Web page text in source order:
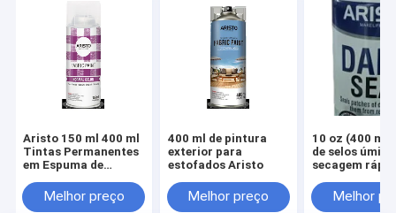
Aristo 150 ml 400 ml
Tintas Permanentes
em Espuma de
Melhor preço
400 ml de pintura
exterior para
estofados Aristo
Melhor preço
10 oz (400 ml)
de selos
secagem
mofo para uso
interno e
Melhor